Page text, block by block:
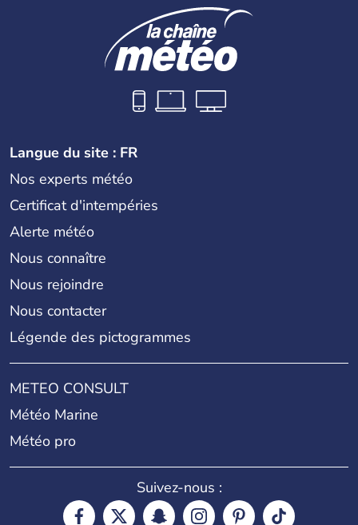
Langue du site : FR
Nos experts météo
Certificat d'intempéries
Alerte météo
Nous connaître
Nous rejoindre
Nous contacter
Légende des pictogrammes
METEO CONSULT
Météo Marine
Météo pro
Suivez-nous :